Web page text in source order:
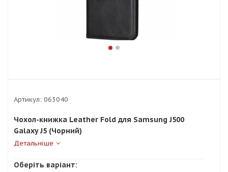
Артикул: 063040
Чохол-книжка Leather Fold для Samsung J500
Galaxy J5 (Чорний)
Детальніше
Оберіть варіант: